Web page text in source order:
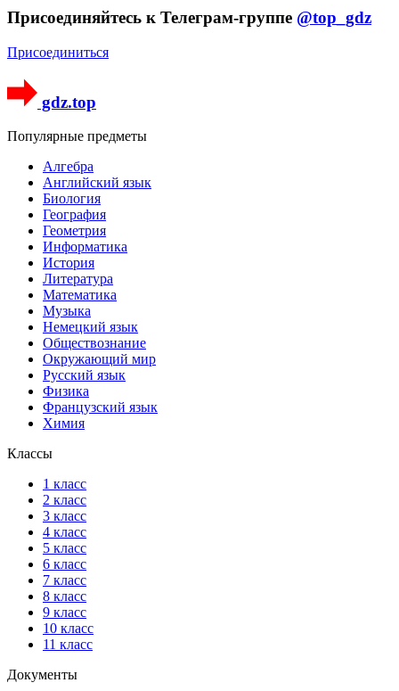
Присоединяйтесь к Телеграм-группе @top_gdz
Присоединиться
gdz.top
Популярные предметы
Алгебра
Английский язык
Биология
География
Геометрия
Информатика
История
Литература
Математика
Музыка
Немецкий язык
Обществознание
Окружающий мир
Русский язык
Физика
Французский язык
Химия
Классы
1 класс
2 класс
3 класс
4 класс
5 класс
6 класс
7 класс
8 класс
9 класс
10 класс
11 класс
Документы